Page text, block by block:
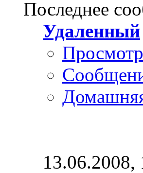
Последнее
Удаленный
13.06.2008,